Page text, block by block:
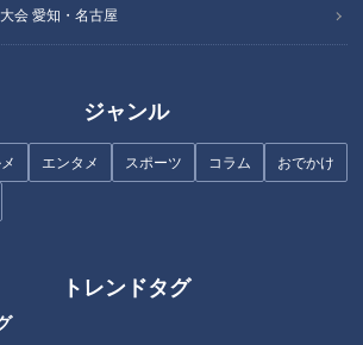
会 愛知・名古屋
ジャンル
エンタメ スポーツ コラム おでかけ
トレンドタグ
分クッキ
ーゼ」の店名に顔を赤らめる？